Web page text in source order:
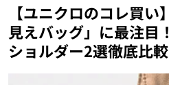
【ユニクロのコレ買
見えバッグ」に最注目
ショルダー2選徹底比較